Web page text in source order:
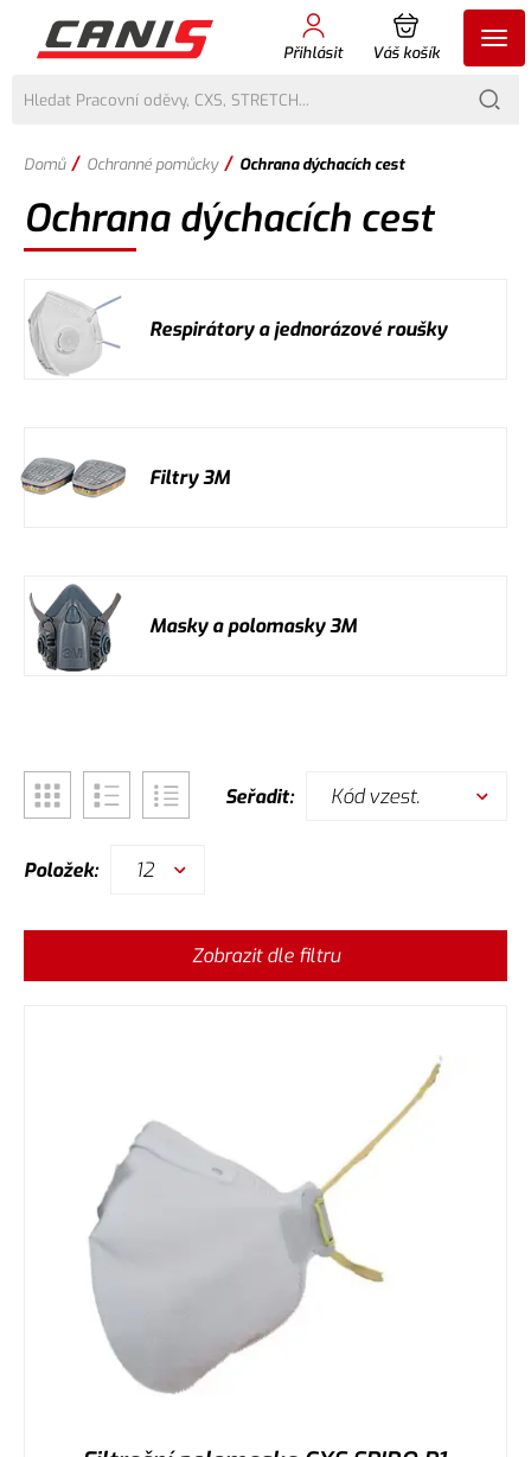
Přihlásit Váš košík
Domů / Ochranné pomůcky / Ochrana dýchacích cest
Ochrana dýchacích cest
Respirátory a jednorázové roušky
Filtry 3M
Masky a polomasky 3M
Seřadit: Kód vzest.
Položek: 12
Zobrazit dle filtru